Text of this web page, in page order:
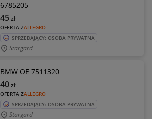
6785205
OFERTA ZALLEGRO
45zł
SPRZEDAJĄCY: OSOBA PRYWATNA
Stargard
BMW OE 7511320
OFERTA ZALLEGRO
40zł
SPRZEDAJĄCY: OSOBA PRYWATNA
Stargard